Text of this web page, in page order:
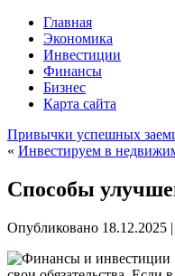
Главная
Экономика
Инвестиции
Финансы
Бизнес
Карта сайта
Привычки успешных
« Инвестируем в
Способы
Опубликовано 18.12.2025 |